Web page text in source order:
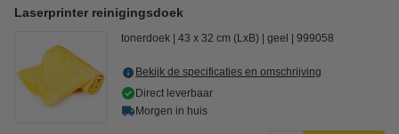
Laserprinter reinigingsdoek
tonerdoek 43 x 32 cm (LxB) geel 999058
Bekijk de specificaties en omschrijving
Direct leverbaar
Morgen in huis